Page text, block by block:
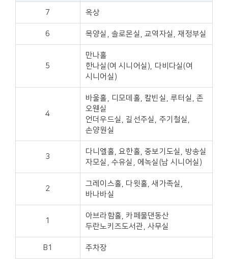
7 옥상
6 목양실, 솔로몬실, 교역자실, 재정부실
5
만나홀
한나실(여 시니어실), 다비다실(여
시니어실)
4
바울홀, 디모데홀, 칼빈실, 루터실, 존
오웬실
언더우드실, 길선주실, 주기철실,
손양원실
3
다니엘홀, 요한홀, 중보기도실, 방송실
자모실, 수유실, 에녹실(남 시니어실)
2
그레이스홀, 다윗홀, 새가족실,
바나바실
1
아브라함홀, 카페물댄동산
두란노키즈도서관, 사무실
B1 주차장